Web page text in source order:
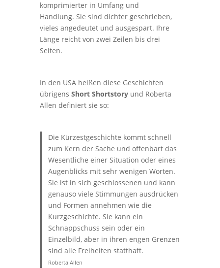
komprimierter in Umfang und
Handlung. Sie sind dichter geschrieben,
vieles angedeutet und ausgespart. Ihre
Länge reicht von zwei Zeilen bis drei
Seiten.
In den USA heißen diese Geschichten
übrigens Short Shortstoryund Roberta
Allen definiert sie so:
Die Kürzestgeschichte kommt schnell
zum Kern der Sache und offenbart das
Wesentliche einer Situation oder eines
Augenblicks mit sehr wenigen Worten.
Sie ist in sich geschlossenen und kann
genauso viele Stimmungen ausdrücken
und Formen annehmen wie die
Kurzgeschichte. Sie kann ein
Schnappschuss sein oder ein
Einzelbild, aber in ihren engen Grenzen
sind alle Freiheiten statthaft.
Roberta Allen